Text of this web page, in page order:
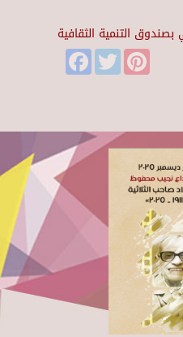
التنمية الثقافية
FacebookTwitter